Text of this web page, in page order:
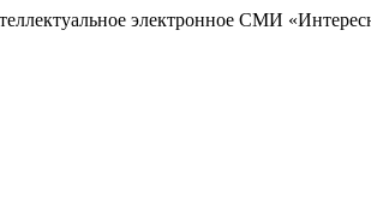
электронное СМИ